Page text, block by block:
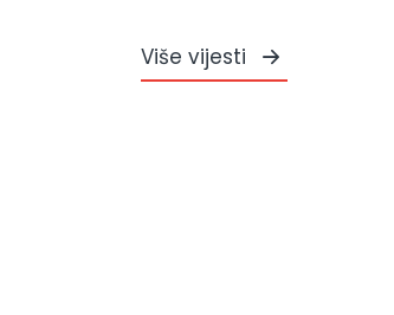
Više vijesti